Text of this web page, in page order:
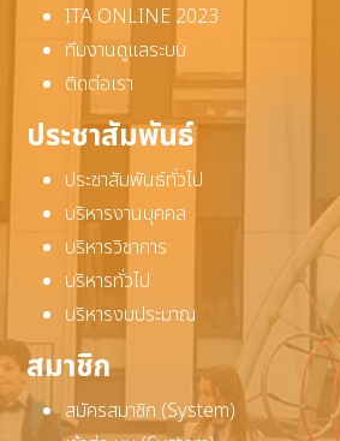
ITA ONLINE 2023
ทีมงานดูแลระบบ
ติดต่อเรา
ประชาสัมพันธ์
ประชาสัมพันธ์ทั่วไป
บริหารงานบุคคล
บริหารวิชาการ
บริหารทั่วไป
บริหารงบประมาณ
สมาชิก
สมัครสมาชิก (System)